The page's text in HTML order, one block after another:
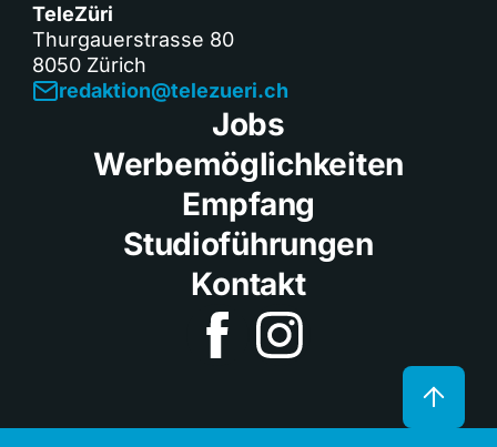
TeleZüri
Thurgauerstrasse 80
8050 Zürich
redaktion@telezueri.ch
Jobs
Werbemöglichkeiten
Empfang
Studioführungen
Kontakt